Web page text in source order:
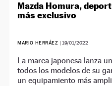
Mazda Homura,
más exclusivo
MARIO HERRÁEZ |19/01/2022
La marca japonesa lanza
todos los modelos de su
un equipamiento más